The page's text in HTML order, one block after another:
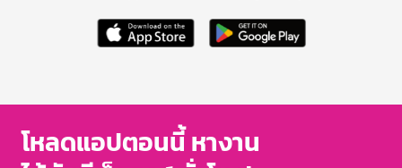
โหลดแอปตอนนี้ หางาน